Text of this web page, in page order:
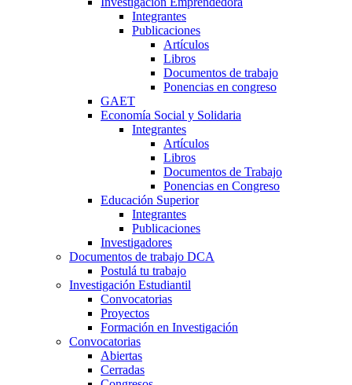
Integrantes
Publicaciones
Artículos
Libros
Documentos de trabajo
Ponencias en congreso
GAET
Economía Social y Solidaria
Integrantes
Artículos
Libros
Documentos de Trabajo
Ponencias en Congreso
Educación Superior
Integrantes
Publicaciones
Investigadores
Documentos de trabajo DCA
Postulá tu trabajo
Investigación Estudiantil
Convocatorias
Proyectos
Formación en Investigación
Convocatorias
Abiertas
Cerradas